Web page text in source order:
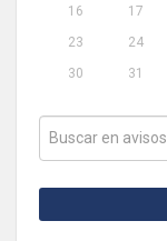
16
17
23
24
30
31